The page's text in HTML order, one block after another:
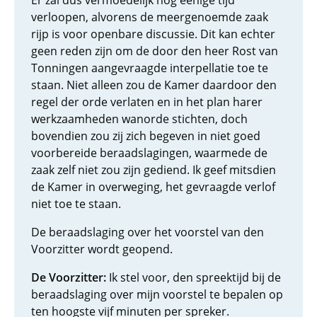
verloopen, alvorens de meergenoemde zaak
rijp is voor openbare discussie. Dit kan echter
geen reden zijn om de door den heer Rost van
Tonningen aangevraagde interpellatie toe te
staan. Niet alleen zou de Kamer daardoor den
regel der orde verlaten en in het plan harer
werkzaamheden wanorde stichten, doch
bovendien zou zij zich begeven in niet goed
voorbereide beraadslagingen, waarmede de
zaak zelf niet zou zijn gediend. Ik geef mitsdien
de Kamer in overweging, het gevraagde verlof
niet toe te staan.
De beraadslaging over het voorstel van den
Voorzitter wordt geopend.
De Voorzitter: Ik stel voor, den spreektijd bij de
beraadslaging over mijn voorstel te bepalen op
ten hoogste vijf minuten per spreker.